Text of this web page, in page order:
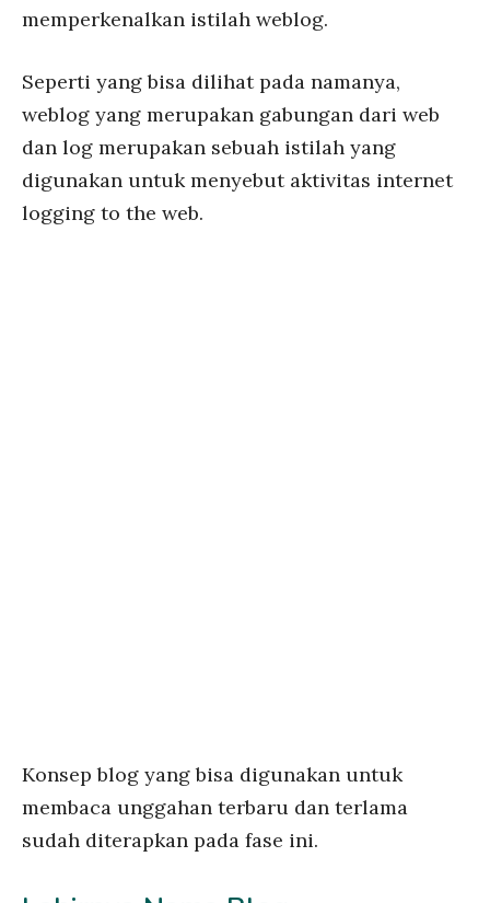
memperkenalkan istilah weblog.
Seperti yang bisa dilihat pada namanya,
weblog yang merupakan gabungan dari web
dan log merupakan sebuah istilah yang
digunakan untuk menyebut aktivitas internet
logging to the web.
Konsep blog yang bisa digunakan untuk
membaca unggahan terbaru dan terlama
sudah diterapkan pada fase ini.